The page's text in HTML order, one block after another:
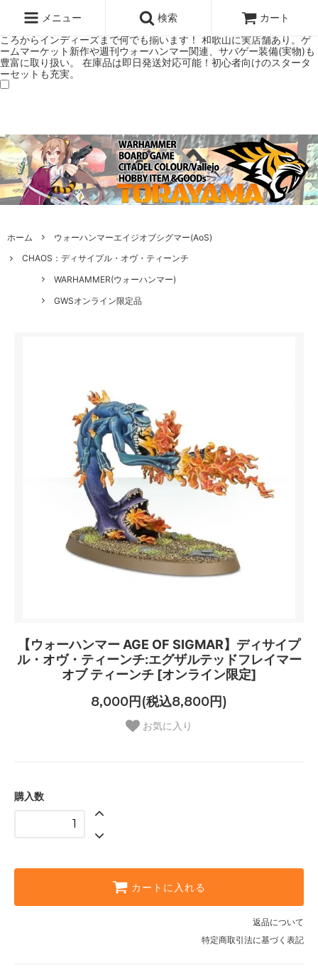
ミアムショップTORAYAMA。通販・オンラインショップです！ ウォー
ハンマーとボードゲームのことなら当店へ！ボードゲームもメジャーど
ころからインディーズまで何でも揃います！ 和歌山に実店舗あり。ゲ
ームマーケット新作や週刊ウォーハンマー関連、サバゲー装備(実物)も
豊富に取り扱い。 在庫品は即日発送対応可能！初心者向けのスタータ
ーセットも充実。
メニュー 検索 カート
ホーム
ウォーハンマーエイジオブシグマー(AoS)
CHAOS：ディサイプル・オヴ・ティーンチ
WARHAMMER(ウォーハンマー)
GWSオンライン限定品
【ウォーハンマー AGE OF SIGMAR】ディサイプ
ル・オヴ・ティーンチ:エグザルテッドフレイマー
オブ ティーンチ [オンライン限定]
8,000円(税込8,800円)
お気に入り
購入数
カートに入れる
返品について
特定商取引法に基づく表記